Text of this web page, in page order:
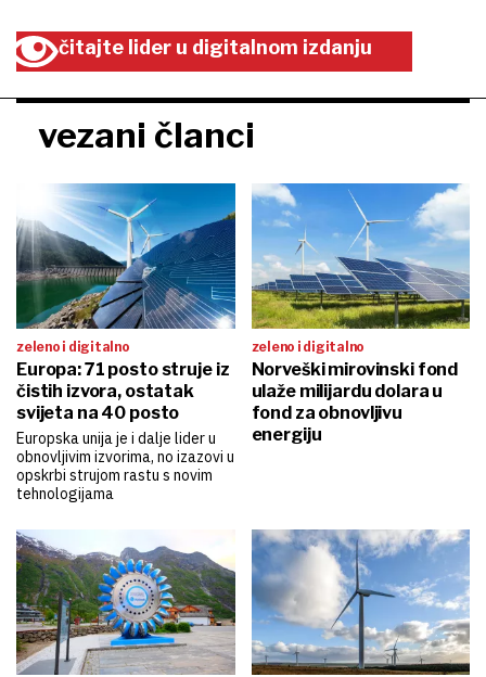
čitajte lider u digitalnom izdanju
vezani članci
zeleno i digitalno
Europa: 71 posto struje iz
čistih izvora, ostatak
svijeta na 40 posto
Europska unija je i dalje lider u
obnovljivim izvorima, no izazovi u
opskrbi strujom rastu s novim
tehnologijama
zeleno i digitalno
Norveški mirovinski fond
ulaže milijardu dolara u
fond za obnovljivu
energiju